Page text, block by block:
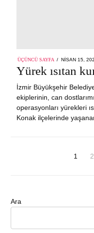
ÜÇÜNCÜ SAYFA
POSTED
NISAN 15,
Yürek ısıtan
İzmir Büyükşehir
ekiplerinin, can
operasyonları yürekleri
Konak ilçelerinde
1 2
Ara